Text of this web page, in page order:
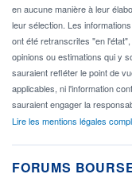
en aucune manière à leur
leur sélection. Les
ont été retranscrites "en
opinions ou estimations qui y
sauraient refléter le point de
applicables, ni l'information
sauraient engager la
Lire les mentions légales
FORUMS